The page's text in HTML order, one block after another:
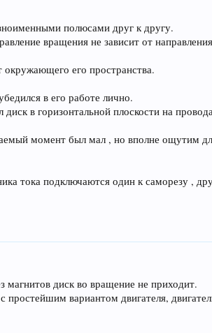
полюсами друг к другу.
вращения не зависит от
окружающего его пространства.
в его работе лично.
в горизонтальной плоскости на
момент был мал , но вполне ощутим
тока подключаются один к саморезу ,
магнитов диск во вращение не приходит.
вариантом двигателя,